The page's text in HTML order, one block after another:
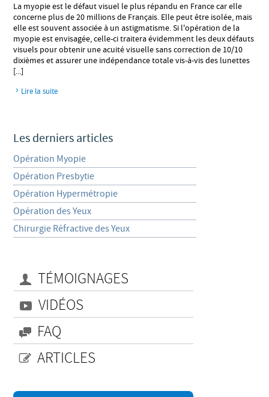
La myopie est le défaut visuel le plus répandu en France car elle
concerne plus de 20 millions de Français. Elle peut être isolée, mais
elle est souvent associée à un astigmatisme. Si l'opération de la
myopie est envisagée, celle-ci traitera évidemment les deux défauts
visuels pour obtenir une acuité visuelle sans correction de 10/10
dixièmes et assurer une indépendance totale vis-à-vis des lunettes
[...]
Lire la suite
Les derniers articles
Opération Myopie
Opération Presbytie
Opération Hypermétropie
Opération des Yeux
Chirurgie Réfractive des Yeux
TÉMOIGNAGES
VIDÉOS
FAQ
ARTICLES